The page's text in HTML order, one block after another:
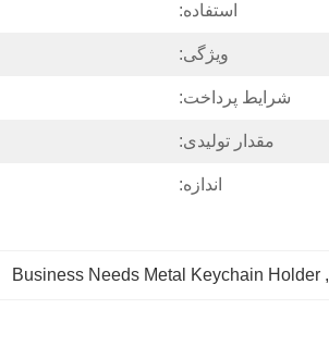
استفاده:
ویژگی:
شرایط پرداخت:
مقدار تولیدی:
اندازه:
,
Business Needs Metal Keychain Holder